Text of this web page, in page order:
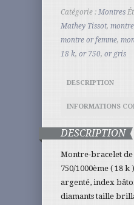
Catégorie : Montres
Mathey Tissot, montre
montre or femme,
18 k, or 750, or gris
DESCRIPTION
INFORMATIONS
DESCRIPTION
Montre-bracelet
750/1000ème ( 18
argenté, index
diamants taille